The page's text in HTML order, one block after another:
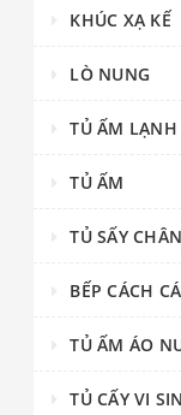
KHÚC XẠ KẾ
LÒ NUNG
TỦ ẤM LẠNH
TỦ ẤM
TỦ SẤY
BẾP CÁCH
TỦ ẤM ÁO
TỦ CẤY VI